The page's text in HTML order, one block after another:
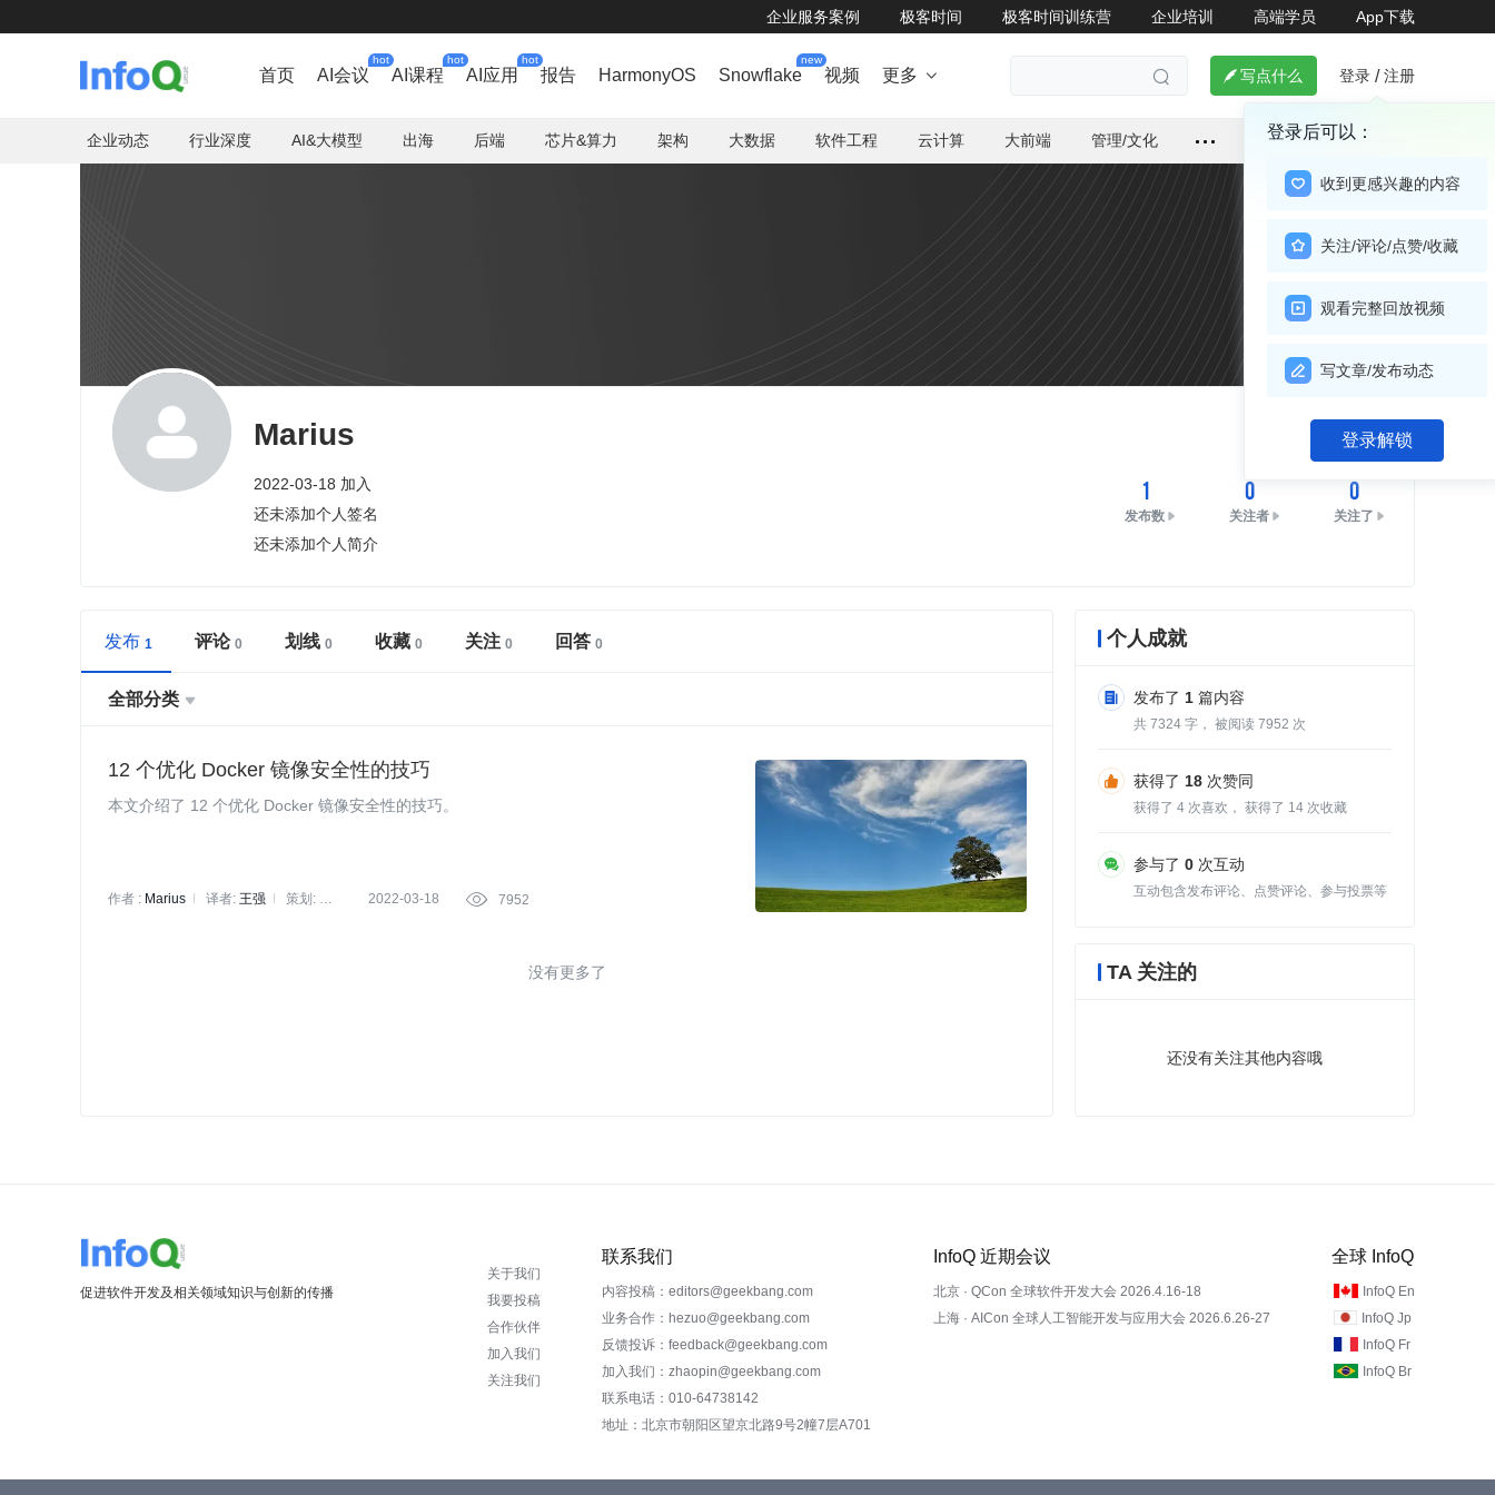
企业服务案例 极客时间 极客时间训练营 企业培训 高端学员 App下载
首页 AI会议
hot
AI课程
hot
AI应用
hot
报告 HarmonyOS Snowflake
new
视频 更多    写点什么 登录 / 注册
登录后可以：
收到更感兴趣的内容
关注/评论/点赞/收藏
观看完整回放视频
写文章/发布动态
登录解锁
企业动态 行业深度 AI&大模型 出海 后端 芯片&算力 架构 大数据 软件工程 云计算 大前端 管理/文化
Marius
2022-03-18 加入
还未添加个人签名
还未添加个人简介
关注
1
发布数
0
关注者
0
关注了
发布 评论 划线 收藏 关注 回答
全部分类 
12 个优化 Docker 镜像安全性的技巧
本文介绍了 12 个优化 Docker 镜像安全性的技巧。
作者 : Marius 译者: 王强
策划:
2022-03-18  7952
没有更多了
个人成就
发布了 1 篇内容
共 7324 字， 被阅读 7952 次
获得了 18 次赞同
获得了 4 次喜欢， 获得了 14 次收藏
参与了 0 次互动
互动包含发布评论、点赞评论、参与投票等
TA 关注的
还没有关注其他内容哦
促进软件开发及相关领域知识与创新的传播
关于我们
我要投稿
合作伙伴
加入我们
关注我们
联系我们
内容投稿：editors@geekbang.com
业务合作：hezuo@geekbang.com
反馈投诉：feedback@geekbang.com
加入我们：zhaopin@geekbang.com
联系电话：010-64738142
地址：北京市朝阳区望京北路9号2幢7层A701
InfoQ 近期会议
北京 · QCon 全球软件开发大会 2026.4.16-18
上海 · AICon 全球人工智能开发与应用大会 2026.6.26-27
全球 InfoQ
InfoQ En
InfoQ Jp
InfoQ Fr
InfoQ Br